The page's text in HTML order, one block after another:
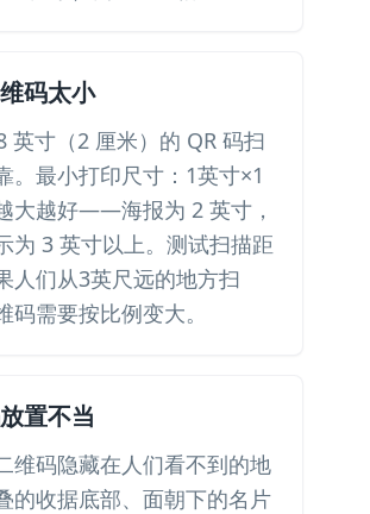
码太小
英寸（2 厘米）的 QR 码扫
。最小打印尺寸：1英寸×1
大越好——海报为 2 英寸，
为 3 英寸以上。测试扫描距
人们从3英尺远的地方扫
码需要按比例变大。
置不当
维码隐藏在人们看不到的地
的收据底部、面朝下的名片